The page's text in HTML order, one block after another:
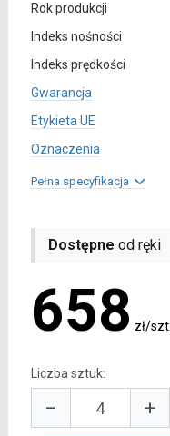
Rok produkcji
Indeks nośności
Indeks prędkości
Gwarancja
Etykieta UE
Oznaczenia
Pełna specyfikacja
Dostępne od ręki
658 zł/szt.
Liczba sztuk:
− +